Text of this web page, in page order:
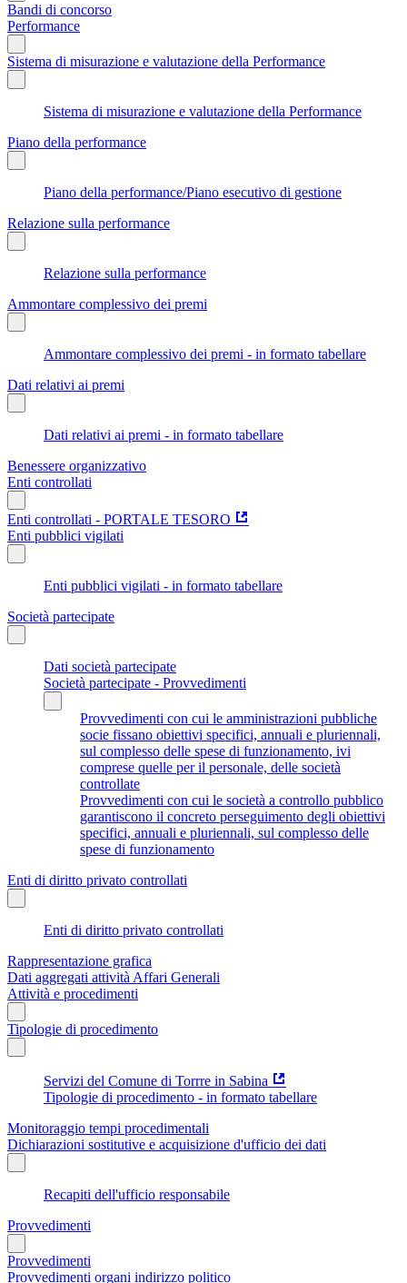
Bandi di concorso
Performance
Sistema di misurazione e valutazione della Performance
Sistema di misurazione e valutazione della Performance
Piano della performance
Piano della performance/Piano esecutivo di gestione
Relazione sulla performance
Relazione sulla performance
Ammontare complessivo dei premi
Ammontare complessivo dei premi - in formato tabellare
Dati relativi ai premi
Dati relativi ai premi - in formato tabellare
Benessere organizzativo
Enti controllati
Enti controllati - PORTALE TESORO
Enti pubblici vigilati
Enti pubblici vigilati - in formato tabellare
Società partecipate
Dati società partecipate
Società partecipate - Provvedimenti
Provvedimenti con cui le amministrazioni pubbliche
socie fissano obiettivi specifici, annuali e pluriennali,
sul complesso delle spese di funzionamento, ivi
comprese quelle per il personale, delle società
controllate
Provvedimenti con cui le società a controllo pubblico
garantiscono il concreto perseguimento degli obiettivi
specifici, annuali e pluriennali, sul complesso delle
spese di funzionamento
Enti di diritto privato controllati
Enti di diritto privato controllati
Rappresentazione grafica
Dati aggregati attività Affari Generali
Attività e procedimenti
Tipologie di procedimento
Servizi del Comune di Torrre in Sabina
Tipologie di procedimento - in formato tabellare
Monitoraggio tempi procedimentali
Dichiarazioni sostitutive e acquisizione d'ufficio dei dati
Recapiti dell'ufficio responsabile
Provvedimenti
Provvedimenti
Provvedimenti organi indirizzo politico